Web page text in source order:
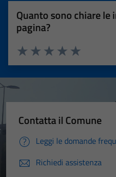
Quanto sono chiare
pagina?
Valuta 5
Valuta 4 stelle
Valuta 3 stelle su 5
Valuta 2 stelle su 5
Valuta 1 stelle su 5
Contatta il Comune
Leggi le domande
Richiedi assistenza